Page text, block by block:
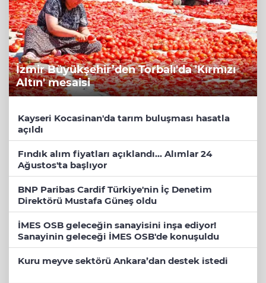
İzmir Büyükşehir’den Torbalı'da 'Kırmızı
Altın' mesaisi
Kayseri Kocasinan'da tarım buluşması hasatla
açıldı
Fındık alım fiyatları açıklandı... Alımlar 24
Ağustos'ta başlıyor
BNP Paribas Cardif Türkiye'nin İç Denetim
Direktörü Mustafa Güneş oldu
İMES OSB geleceğin sanayisini inşa ediyor!
Sanayinin geleceği İMES OSB'de konuşuldu
Kuru meyve sektörü Ankara’dan destek istedi